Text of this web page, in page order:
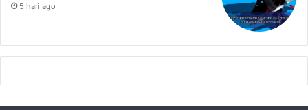
5 hari ago